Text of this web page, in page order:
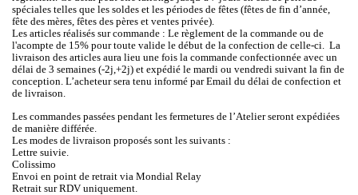
spéciales telles que les soldes et les périodes de fêtes (fêtes de fin d’année,
fête des mères, fêtes des pères et ventes privée).
Les articles réalisés sur commande : Le règlement de la commande ou de
l'acompte de 15% pour toute valide le début de la confection de celle-ci. La
livraison des articles aura lieu une fois la commande confectionnée avec un
délai de 3 semaines (-2j,+2j) et expédié le mardi ou vendredi suivant la fin de
conception. L’acheteur sera tenu informé par Email du délai de confection et
de livraison.
Les commandes passées pendant les fermetures de l’Atelier seront expédiées
de manière différée.
Les modes de livraison proposés sont les suivants :
Lettre suivie.
Colissimo
Envoi en point de retrait via Mondial Relay
Retrait sur RDV uniquement.